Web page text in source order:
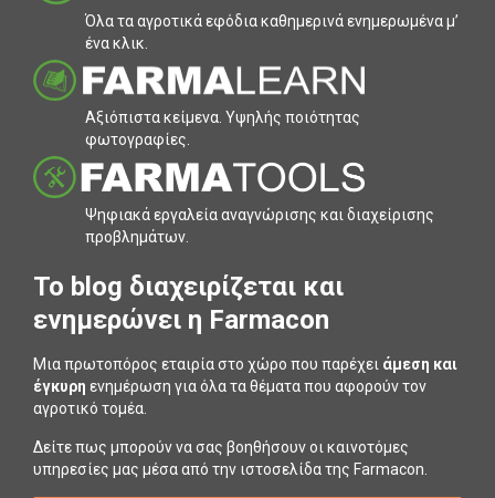
Όλα τα αγροτικά εφόδια καθηµερινά ενηµερωµένα µ’
ένα κλικ.
Αξιόπιστα κείµενα. Υψηλής ποιότητας
φωτογραφίες.
Ψηφιακά εργαλεία αναγνώρισης και διαχείρισης
προβληµάτων.
To blog διαχειρίζεται και
ενημερώνει η Farmacon
Μια πρωτοπόρος εταιρία στο χώρο που παρέχει άμεση και
έγκυρη ενημέρωση για όλα τα θέματα που αφορούν τον
αγροτικό τομέα.
Δείτε πως μπορούν να σας βοηθήσουν οι καινοτόμες
υπηρεσίες μας μέσα από την ιστοσελίδα της Farmacon.